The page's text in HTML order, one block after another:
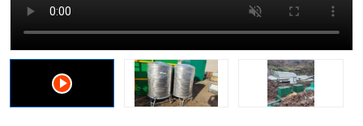
客运站污水处理设备 航站楼厕所污水处理设备
加油站油田景点旅游区污
水处理设备
风电场变电站污水处理设 叠螺污泥脱水机